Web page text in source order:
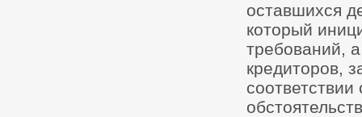
оставшихся
который
требований,
кредиторов,